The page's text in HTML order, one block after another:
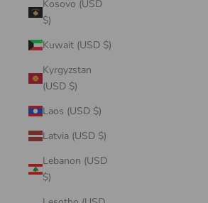
Kosovo (USD
$)
Kuwait (USD $)
Kyrgyzstan
(USD $)
Laos (USD $)
Latvia (USD $)
Lebanon (USD
$)